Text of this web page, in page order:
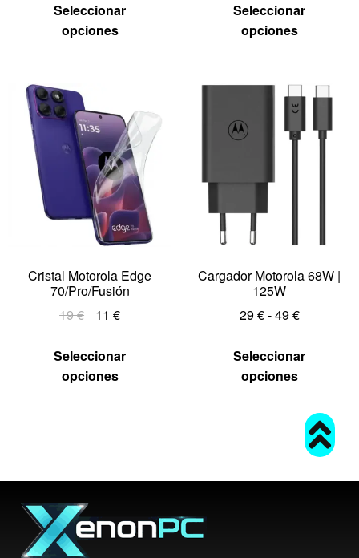
Seleccionar
opciones
Seleccionar
opciones
Cristal Motorola Edge
70/Pro/Fusión
19€ 11 €
Seleccionar
opciones
Cargador Motorola 68W |
125W
29€-49€
Seleccionar
opciones